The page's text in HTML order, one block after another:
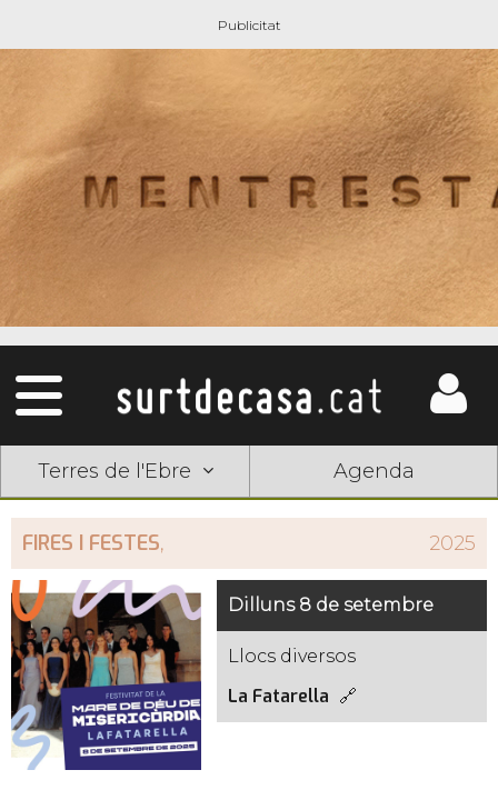
Terres de l'Ebre Agenda
FIRES I FESTES, 2025
Dilluns 8 de setembre
Llocs diversos
La Fatarella